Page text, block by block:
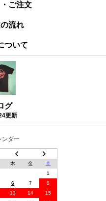
ご注文
流れ
ついて
グ
更新
ンダー
木 金
土
1
6 7
8
13 14
15